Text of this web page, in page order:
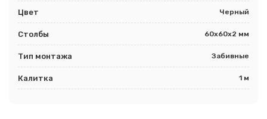
Цвет Черный
Столбы 60х60х2 мм
Тип монтажа Забивные
Калитка 1 м